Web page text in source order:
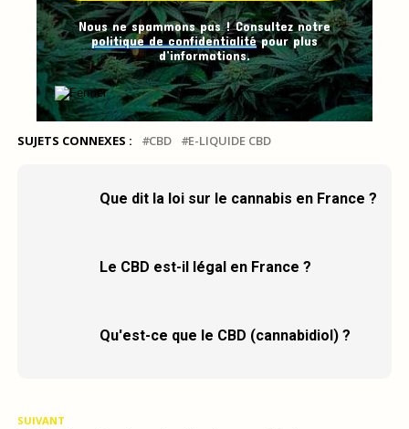
Nous ne spammons pas ! Consultez notre
politique de confidentialitépour plus
d’informations.
SUJETS CONNEXES : CBD E-LIQUIDE CBD
Que dit la loi sur le cannabis en France ?
Le CBD est-il légal en France ?
Qu'est-ce que le CBD (cannabidiol) ?
SUIVANT